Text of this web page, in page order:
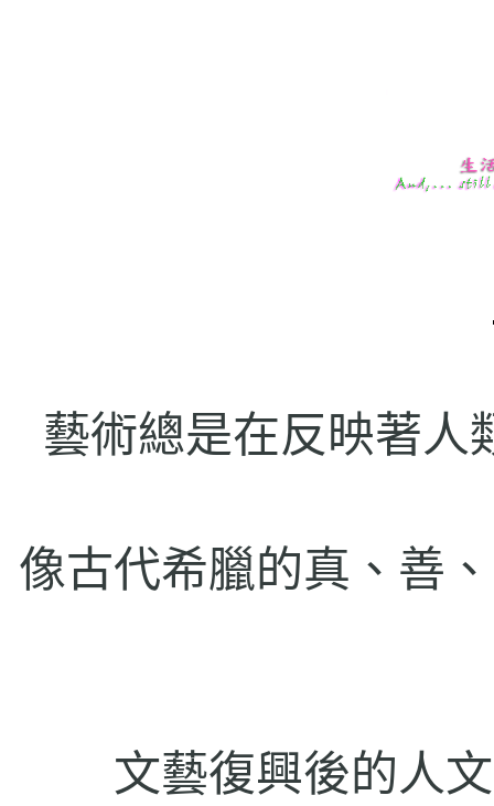
藝術總是在反映著人
像古代希臘的真、善
文藝復興後的人